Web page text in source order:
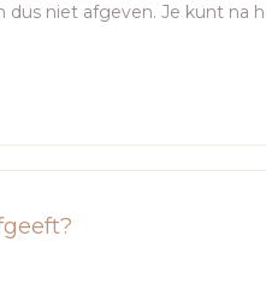
dus niet afgeven. Je kunt na